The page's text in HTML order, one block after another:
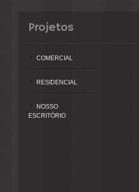
Projetos
COMERCIAL
RESIDENCIAL
NOSSO
ESCRITÓRIO